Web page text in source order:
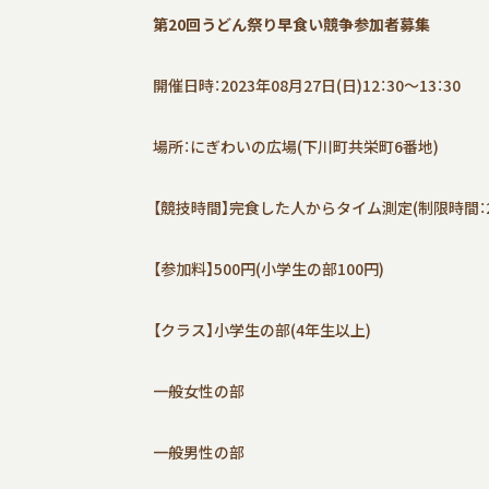
第20回うどん祭り早食い競争参加者募集
開催日時：2023年08月27日(日)12：30～13：30
場所：にぎわいの広場(下川町共栄町6番地)
【競技時間】完食した人からタイム測定(制限時間
【参加料】500円(小学生の部100円)
【クラス】小学生の部(4年生以上)
一般女性の部
一般男性の部